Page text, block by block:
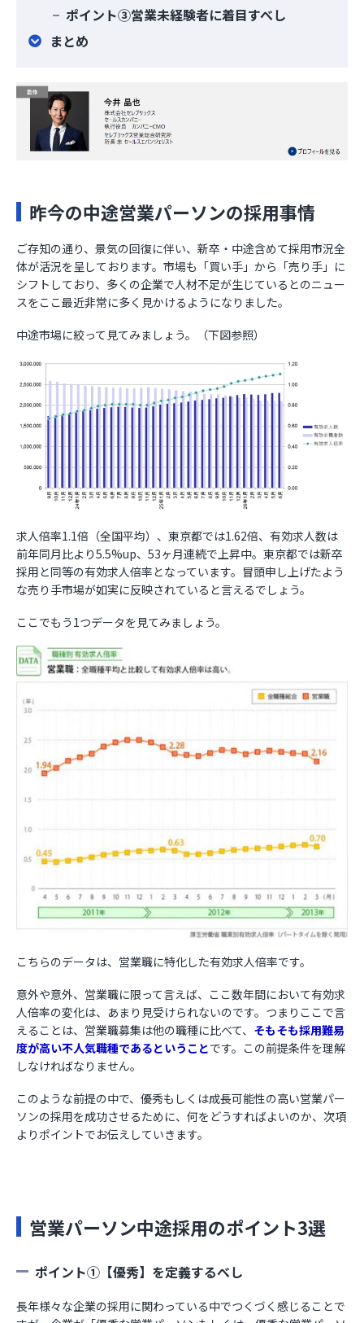
ポイント③営業未経験者に着目すべし
まとめ
昨今の中途営業パーソンの採用事情
ご存知の通り、景気の回復に伴い、新卒・中途含めて採用市況全
体が活況を呈しております。市場も「買い手」から「売り手」に
シフトしており、多くの企業で人材不足が生じているとのニュー
スをここ最近非常に多く見かけるようになりました。
中途市場に絞って見てみましょう。（下図参照）
求人倍率1.1倍（全国平均）、東京都では1.62倍、有効求人数は
前年同月比より5.5%up、53ヶ月連続で上昇中。東京都では新卒
採用と同等の有効求人倍率となっています。冒頭申し上げたよう
な売り手市場が如実に反映されていると言えるでしょう。
ここでもう1つデータを見てみましょう。
こちらのデータは、営業職に特化した有効求人倍率です。
意外や意外、営業職に限って言えば、ここ数年間において有効求
人倍率の変化は、あまり見受けられないのです。つまりここで言
えることは、営業職募集は他の職種に比べて、 そもそも採用難易
度が高い不人気職種であるということです。この前提条件を理解
しなければなりません。
このような前提の中で、優秀もしくは成長可能性の高い営業パー
ソンの採用を成功させるために、何をどうすればよいのか、次項
よりポイントでお伝えしていきます。
営業パーソン中途採用のポイント3選
ポイント①【優秀】を定義するべし
長年様々な企業の採用に関わっている中でつくづく感じることで